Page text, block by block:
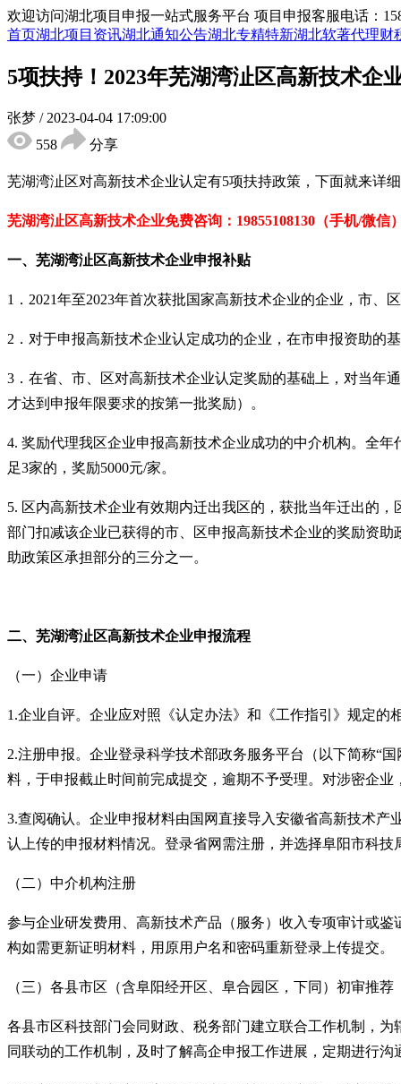
欢迎访问湖北项目申报一站式服务平台 项目申报客服电话：
首页湖北项目资讯湖北通知公告湖北专精特新湖北软著代理财
5项扶持！2023年芜湖湾沚区高新技术企
张梦 / 2023-04-04 17:09:00
558
分享
芜湖湾沚区对高新技术企业认定有5项扶持政策，下面就来详
芜湖湾沚区高新技术企业免费咨询： 19855108130（手机/微信
一、芜湖湾沚区高新技术企业申报补贴
1 ． 2021年至2023年首次获批国家高新技术企业的企业，市、
2 ．对于申报高新技术企业认定成功的企业，在市申报资助的
3 ．在省、市、区对高新技术企业认定奖励的基础上，对当年
才达到申报年限要求的按第一批奖励）。
4. 奖励代理我区企业申报高新技术企业成功的中介机构。全
足3家的，奖励5000元/家。
5. 区内高新技术企业有效期内迁出我区的，获批当年迁出的
部门扣减该企业已获得的市、区申报高新技术企业的奖励资
助政策区承担部分的三分之一。
二、芜湖湾沚区高新技术企业申报流程
（一）企业申请
1.企业自评。企业应对照《认定办法》和《工作指引》规定
2.注册申报。企业登录科学技术部政务服务平台（以下简称“
料，于申报截止时间前完成提交，逾期不予受理。对涉密企
3.查阅确认。企业申报材料由国网直接导入安徽省高新技术产
认上传的申报材料情况。登录省网需注册，并选择阜阳市科技
（二）中介机构注册
参与企业研发费用、高新技术产品（服务）收入专项审计或
构如需更新证明材料，用原用户名和密码重新登录上传提交。
（三）各县市区（含阜阳经开区、阜合园区，下同）初审推荐
各县市区科技部门会同财政、税务部门建立联合工作机制，
同联动的工作机制，及时了解高企申报工作进展，定期进行